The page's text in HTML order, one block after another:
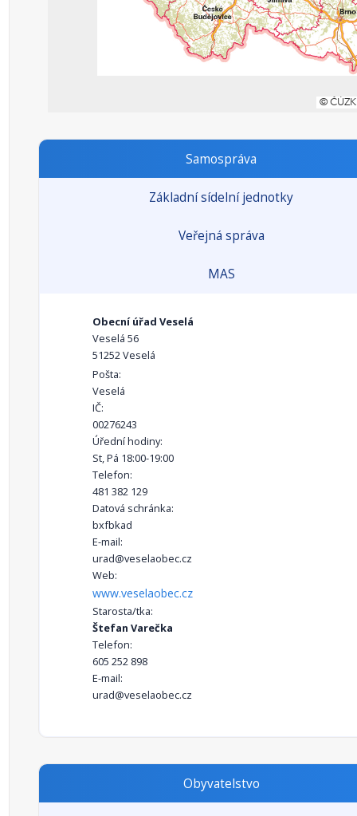
Samospráva
Základní sídelní jednotky
Veřejná správa
MAS
Obecní úřad Veselá
Veselá 56
51252 Veselá
Pošta:
Veselá
IČ:
00276243
Úřední hodiny:
St, Pá 18:00-19:00
Telefon:
481 382 129
Datová schránka:
bxfbkad
E-mail:
urad@veselaobec.cz
Web:
www.veselaobec.cz
Starosta/tka:
Štefan Varečka
Telefon:
605 252 898
E-mail:
urad@veselaobec.cz
Obyvatelstvo